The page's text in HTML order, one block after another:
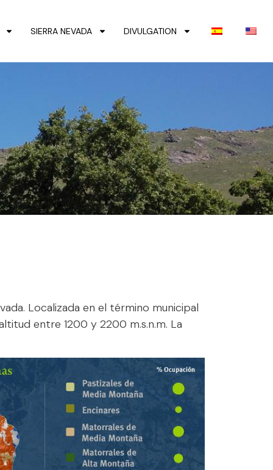
SIERRA NEVADA DIVULGATION
Localizada en el término municipal
entre 1200 y 2200 m.s.n.m. La